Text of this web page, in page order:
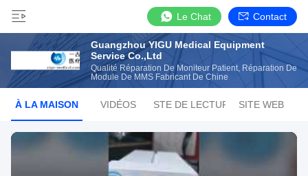
Le Chat Contact
Guangzhou YIGU Medical Equipment
Service Co.,Ltd
Qualité Réparation De Moniteur Patient, Réparation De
Module De MMS Fabricant De Chine
À LA MAISON VIDÉOS LISTE DE LECTURE SITE WEB